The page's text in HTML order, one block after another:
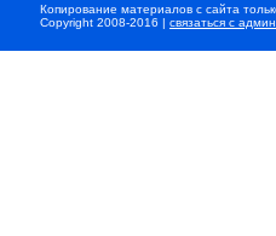
Копирование материалов с сайта
Copyright 2008-2016 | связаться с